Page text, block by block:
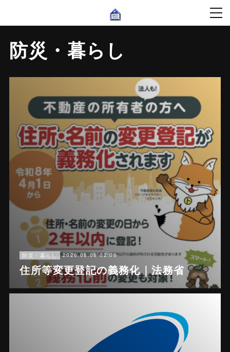
防災・暮らし
防災・暮らし 2026.08.06 02:06
住所等変更登記の義務化｜法務省